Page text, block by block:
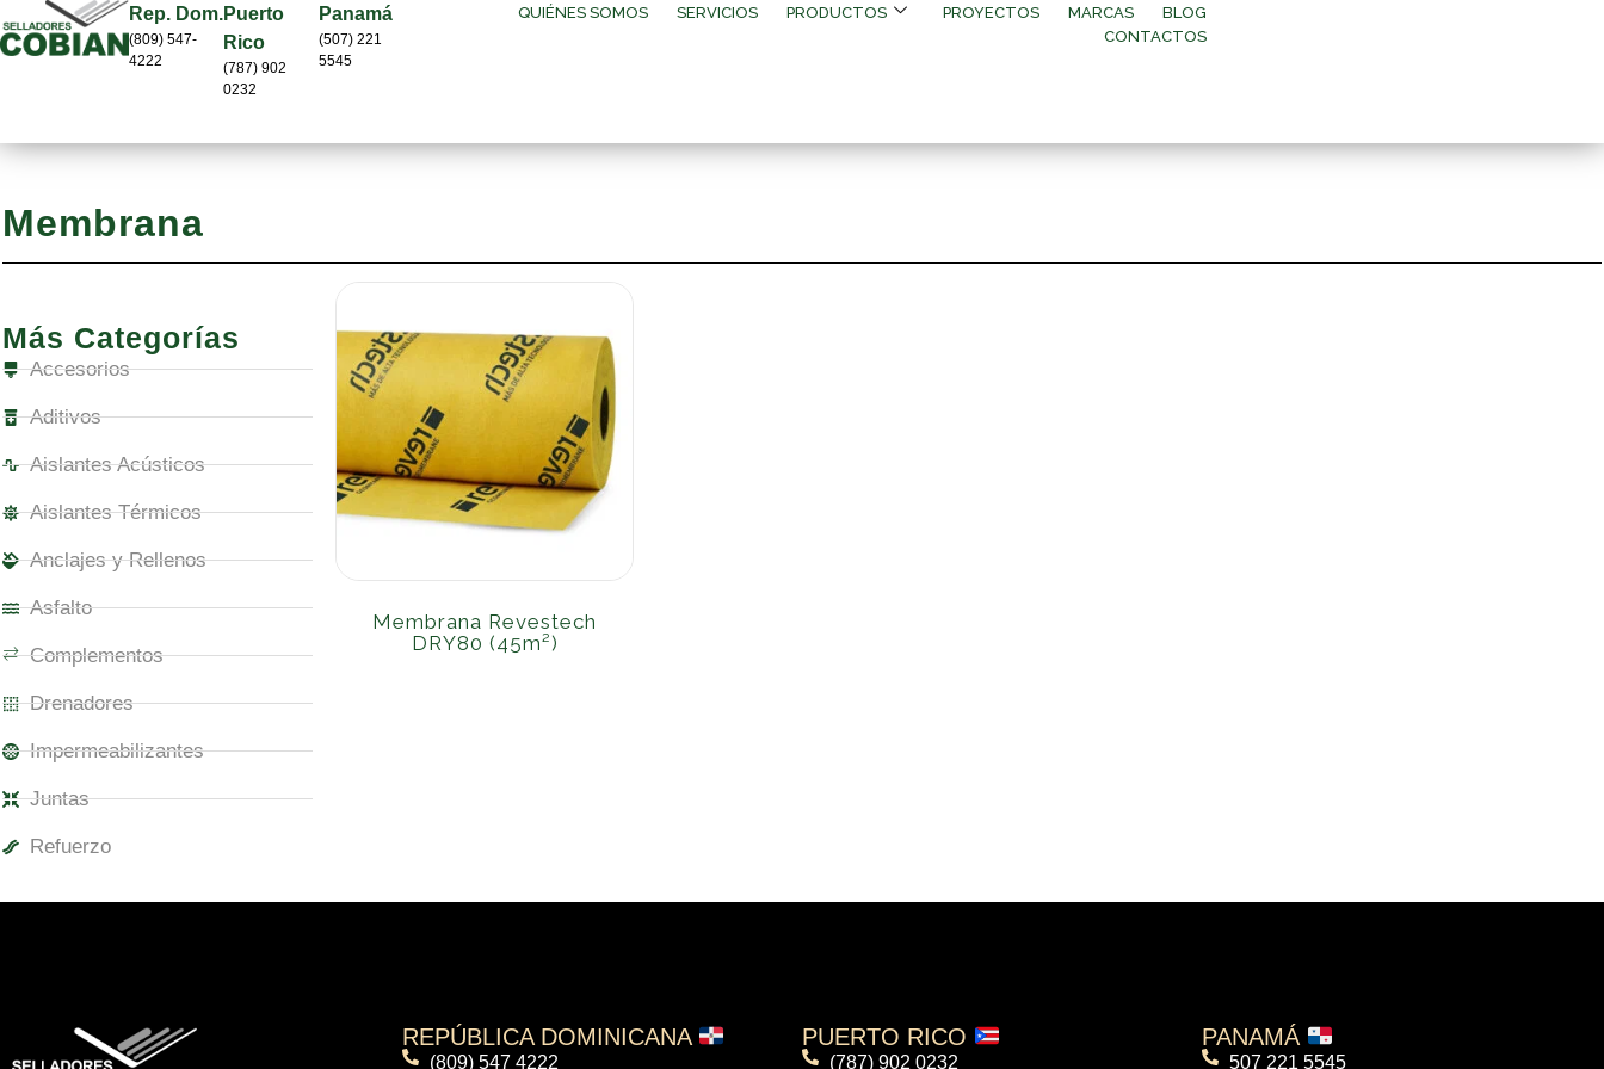
Rep. Dom.
(809) 547-
4222
Puerto
Rico
(787) 902
0232
Panamá
(507) 221
5545
QUIÉNES SOMOS SERVICIOS PRODUCTOS PROYECTOS MARCAS
BLOG
CONTACTOS
Membrana
Más Categorías
Accesorios
Aditivos
Aislantes Acústicos
Aislantes Térmicos
Anclajes y Rellenos
Asfalto
Complementos
Drenadores
Impermeabilizantes
Juntas
Refuerzo
Membrana Revestech
DRY80 (45m²)
REPÚBLICA DOMINICANA
(809) 547 4222
PUERTO RICO
(787) 902 0232
PANAMÁ
507 221 5545